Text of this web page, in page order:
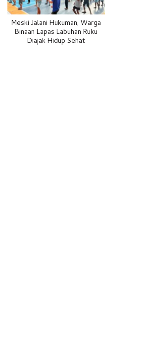
Meski Jalani Hukuman, Warga
Binaan Lapas Labuhan Ruku
Diajak Hidup Sehat